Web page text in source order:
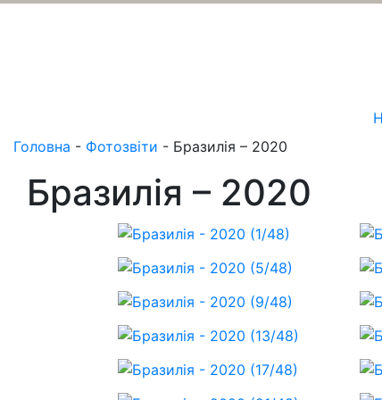
Головна - Фотозвіти - Бразилія – 2020
Бразилія – 2020